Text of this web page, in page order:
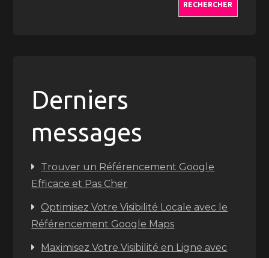
RECHERCHER
Derniers
messages
Trouver un Référencement Google
Efficace et Pas Cher
Optimisez Votre Visibilité Locale avec le
Référencement Google Maps
Maximisez Votre Visibilité en Ligne avec